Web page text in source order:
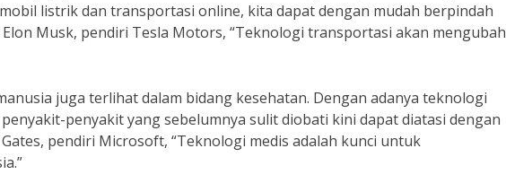
listrik dan transportasi online, kita dapat dengan mudah berpindah
Musk, pendiri Tesla Motors, “Teknologi transportasi akan mengubah
juga terlihat dalam bidang kesehatan. Dengan adanya teknologi
penyakit yang sebelumnya sulit diobati kini dapat diatasi dengan
pendiri Microsoft, “Teknologi medis adalah kunci untuk